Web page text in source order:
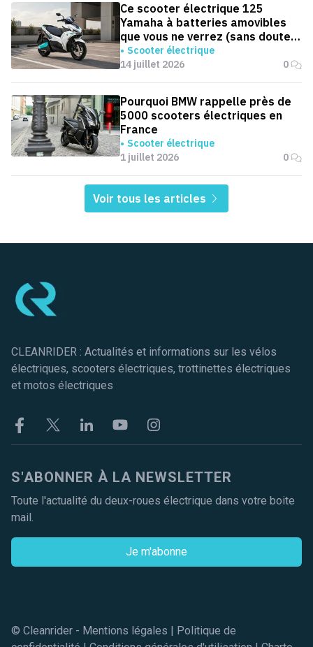
Ce scooter électrique 125
Yamaha à batteries amovibles
que vous ne verrez (sans doute)
jamais en Europe
Scooter électrique
14 juillet 2026
0
Pourquoi BMW rappelle près de
5000 scooters électriques en
France
Scooter électrique
1 juillet 2026
0
Voir tous les articles
CLEANRIDER : Actualités et informations sur les vélos
électriques, scooters électriques, trottinettes électriques
et motos électriques
FacebookTwitter LinkekinYoutubeInstagram
S'ABONNER À LA NEWSLETTER
Toute l'actualité du deux-roues électrique dans votre boite
mail.
Je m'abonne
© Cleanrider - Mentions légales | Politique de